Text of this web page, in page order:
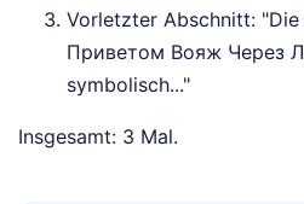
Vorletzter Abschnitt:
Приветом Вояж Через
symbolisch..."
Insgesamt: 3 Mal.